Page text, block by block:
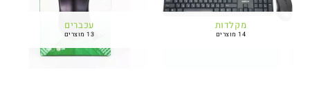
מקלדות
14 מוצרים
עכברים
13 מוצרים